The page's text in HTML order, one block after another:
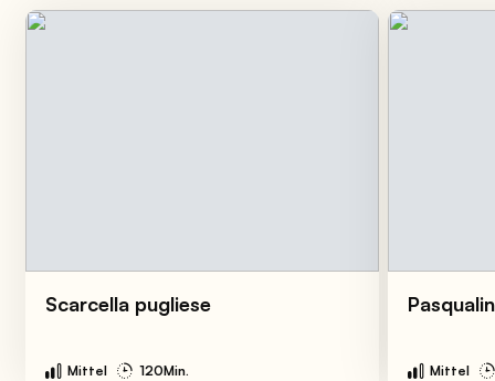
Scarcella pugliese
Mittel 120Min. Mittel